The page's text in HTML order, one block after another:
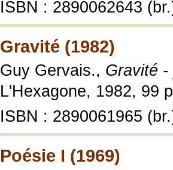
ISBN : 2890062643
Gravité (1982)
Guy Gervais., Gravité -
L'Hexagone, 1982, 99
ISBN : 2890061965
Poésie I (1969)